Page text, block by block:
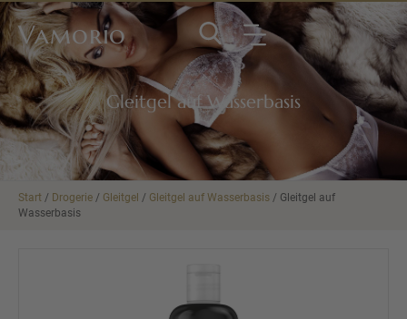
Vamorio
Gleitgel auf Wasserbasis
Start / Drogerie / Gleitgel / Gleitgel auf Wasserbasis / Gleitgel auf
Wasserbasis